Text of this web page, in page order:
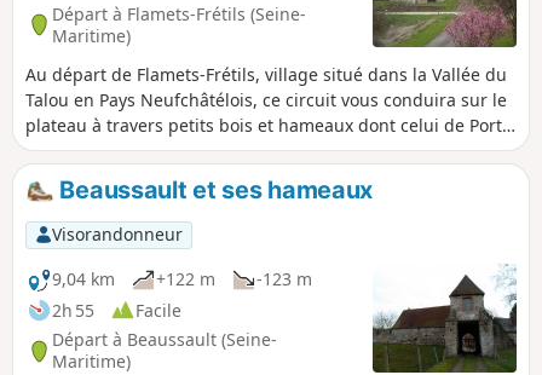
Départ à Flamets-Frétils (Seine-
Maritime)
Au départ de Flamets-Frétils, village situé dans la Vallée du
Talou en Pays Neufchâtélois, ce circuit vous conduira sur le
plateau à travers petits bois et hameaux dont celui de Port-
Mort avec sa chapelle.
Beaussault et ses hameaux
Visorandonneur
9,04 km
+122 m
-123 m
2h 55
Facile
Départ à Beaussault (Seine-
Maritime)